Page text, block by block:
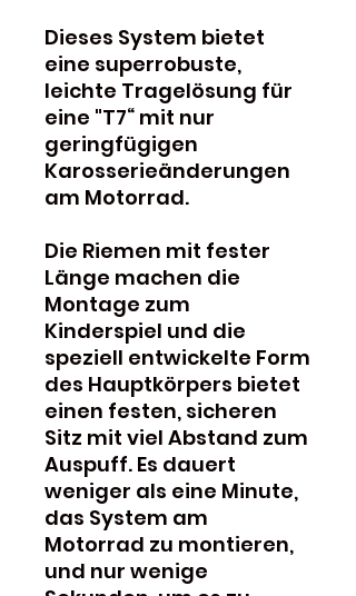
Dieses System bietet
eine superrobuste,
leichte Tragelösung für
eine "T7“ mit nur
geringfügigen
Karosserieänderungen
am Motorrad.
Die Riemen mit fester
Länge machen die
Montage zum
Kinderspiel und die
speziell entwickelte Form
des Hauptkörpers bietet
einen festen, sicheren
Sitz mit viel Abstand zum
Auspuff. Es dauert
weniger als eine Minute,
das System am
Motorrad zu montieren,
und nur wenige